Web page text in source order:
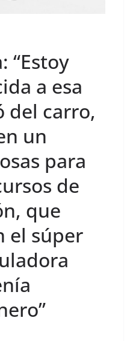
“Estoy
a esa
del carro,
un
para
de
que
el súper